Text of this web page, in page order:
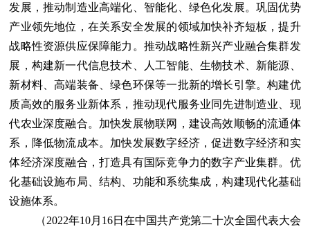
发展，推动制造业高端化、智能化、绿色化发展。巩固优势
产业领先地位，在关系安全发展的领域加快补齐短板，提升
战略性资源供应保障能力。推动战略性新兴产业融合集群发
展，构建新一代信息技术、人工智能、生物技术、新能源、
新材料、高端装备、绿色环保等一批新的增长引擎。构建优
质高效的服务业新体系，推动现代服务业同先进制造业、现
代农业深度融合。加快发展物联网，建设高效顺畅的流通体
系，降低物流成本。加快发展数字经济，促进数字经济和实
体经济深度融合，打造具有国际竞争力的数字产业集群。优
化基础设施布局、结构、功能和系统集成，构建现代化基础
设施体系。
（2022年10月16日在中国共产党第二十次全国代表大会